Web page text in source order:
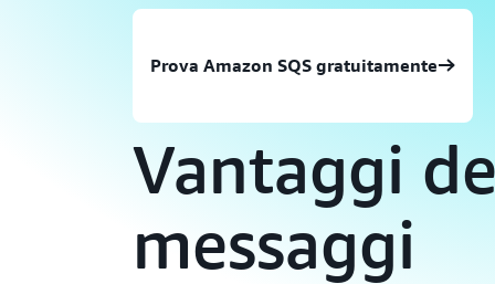
Prova Amazon SQS gratuitamente
Vantaggi
messaggi